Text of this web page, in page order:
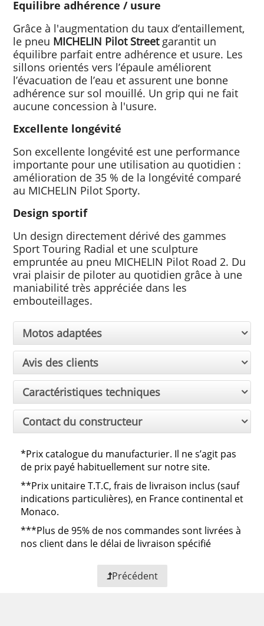
Equilibre adhérence / usure
Grâce à l'augmentation du taux d’entaillement,
le pneu MICHELIN Pilot Streetgarantit un
équilibre parfait entre adhérence et usure. Les
sillons orientés vers l’épaule améliorent
l’évacuation de l’eau et assurent une bonne
adhérence sur sol mouillé. Un grip qui ne fait
aucune concession à l'usure.
Excellente longévité
Son excellente longévité est une performance
importante pour une utilisation au quotidien :
amélioration de 35 % de la longévité comparé
au MICHELIN Pilot Sporty.
Design sportif
Un design directement dérivé des gammes
Sport Touring Radial et une sculpture
empruntée au pneu MICHELIN Pilot Road 2. Du
vrai plaisir de piloter au quotidien grâce à une
maniabilité très appréciée dans les
embouteillages.
Motos adaptées
Avis des clients
Caractéristiques techniques
Contact du constructeur
*Prix catalogue du manufacturier. Il ne s’agit pas
de prix payé habituellement sur notre site.
**Prix unitaire T.T.C, frais de livraison inclus (sauf
indications particulières), en France continental et
Monaco.
***Plus de 95% de nos commandes sont livrées à
nos client dans le délai de livraison spécifié
Précédent